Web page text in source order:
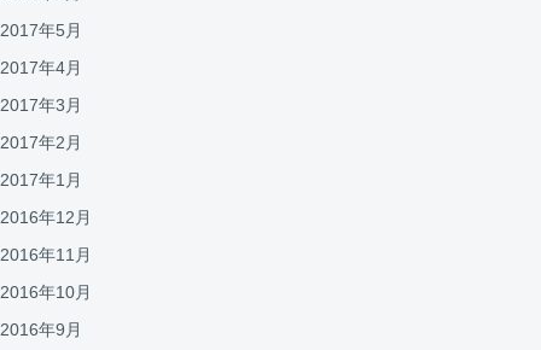
2017年5月
2017年4月
2017年3月
2017年2月
2017年1月
2016年12月
2016年11月
2016年10月
2016年9月